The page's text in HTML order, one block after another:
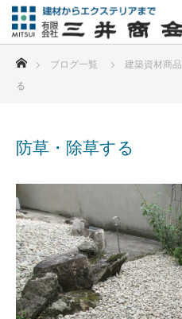
ブログ一覧 建築資材商品
る
防草・除草する